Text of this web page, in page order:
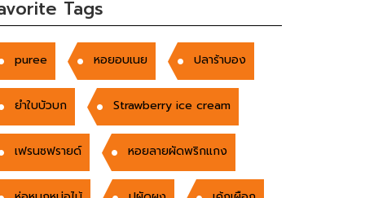
Tags
puree หอยอบเนย ปลาร้าบอง
ยำใบบัวบก Strawberry ice cream
เฟรนซฟรายด์ หอยลายผัดพริกแกง